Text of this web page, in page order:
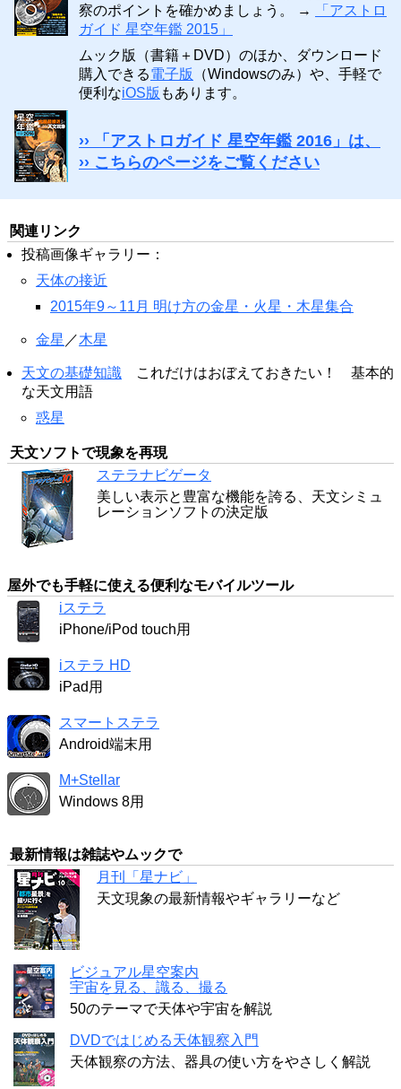
察のポイントを確かめましょう。 →
「アストロ
ガイド 星空年鑑 2015」
ムック版（書籍＋DVD）のほか、ダウンロード
購入できる電子版
（Windowsのみ）や、手軽で
便利なiOS版 もあります。
›› 「アストロガイド 星空年鑑 2016」は、
›› こちらのページをご覧ください
関連リンク
投稿画像ギャラリー：
天体の接近
2015年9～11月 明け方の金星・火星・木星集合
金星 ／木星
天文の基礎知識 これだけはおぼえておきたい！ 基本的
な天文用語
惑星
天文ソフトで現象を再現
ステラナビゲータ
美しい表示と豊富な機能を誇る、天文シミュ
レーションソフトの決定版
屋外でも手軽に使える便利なモバイルツール
iステラ
iPhone/iPod touch用
iステラ HD
iPad用
スマートステラ
Android端末用
M+Stellar
Windows 8用
最新情報は雑誌やムックで
月刊「星ナビ」
天文現象の最新情報やギャラリーなど
ビジュアル星空案内
宇宙を見る、識る、撮る
50のテーマで天体や宇宙を解説
DVDではじめる天体観察入門
天体観察の方法、器具の使い方をやさしく解説